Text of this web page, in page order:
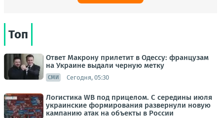
Топ
Ответ Макрону прилетит в Одессу: французам
на Украине выдали черную метку
СМИ Сегодня, 05:30
Логистика WB под прицелом. С середины июля
украинские формирования развернули новую
кампанию атак на объекты в России